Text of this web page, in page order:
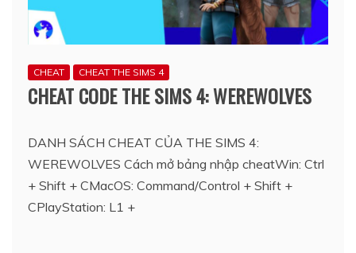
CHEAT CHEAT THE SIMS 4
CHEAT CODE THE SIMS 4: WEREWOLVES
DANH SÁCH CHEAT CỦA THE SIMS 4:
WEREWOLVES Cách mở bảng nhập cheatWin: Ctrl
+ Shift + CMacOS: Command/Control + Shift +
CPlayStation: L1 +